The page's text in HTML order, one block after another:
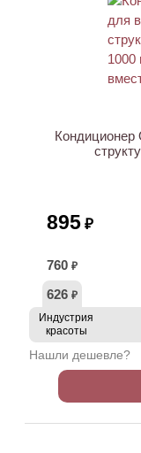
Кондиционер
895 ₽
760 ₽
626 ₽
Индустрия
красоты
Нашли дешевле?